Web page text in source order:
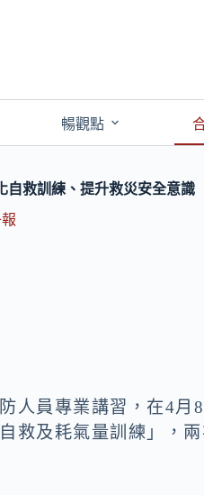
暢觀點
自救訓練、提升救災安全意識
人員專業講習，在4
救及耗氣量訓練」，